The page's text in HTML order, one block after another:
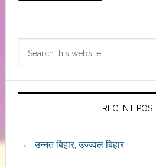
Primary
Sidebar
RECENT
उन्नत बिहार, उज्ज्वल बिहार।